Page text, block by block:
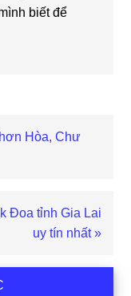
biết để
Hòa, Chư
Đoa tỉnh Gia Lai
uy tín nhất »